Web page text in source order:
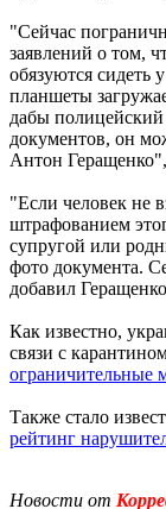
"Сейчас
заявлений о том,
обязуются сидеть
планшеты
дабы полицейский
документов, он
Антон
"Если человек не
штрафованием
супругой или
фото документа.
добавил
Как известно,
связи с
ограничительные
Также стало
рейтинг
Новости от